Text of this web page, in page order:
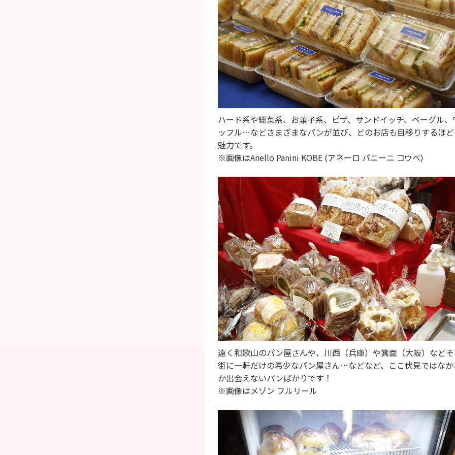
ハード系や総菜系、お菓子系、ピザ、サンドイッチ、ベーグル、
ッフル…などさまざまなパンが並び、どのお店も目移りするほ
魅力です。
※画像はAnello Panini KOBE (アネーロ パニーニ コウベ)
遠く和歌山のパン屋さんや、川西（兵庫）や箕面（大阪）など
街に一軒だけの希少なパン屋さん…などなど、ここ伏見ではな
か出会えないパンばかりです！
※画像はメゾン フルリール